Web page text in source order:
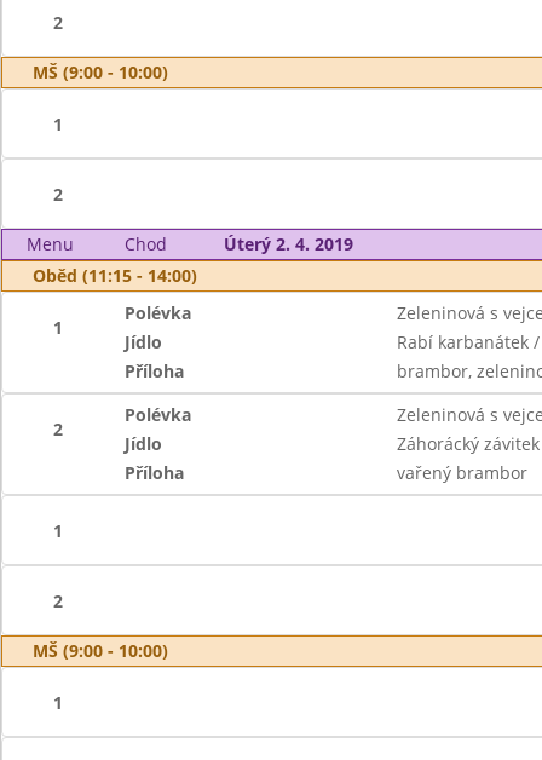
2
MŠ (9:00 - 10:00)
1
2
Menu Chod
Úterý 2. 4. 2019
Oběd (11:15 - 14:00)
1
Polévka
Zeleninová s
Jídlo
Rabí karbanátek
Příloha
brambor,
2
Polévka
Zeleninová s
Jídlo
Záhorácký
Příloha
vařený brambor
1
2
MŠ (9:00 - 10:00)
1